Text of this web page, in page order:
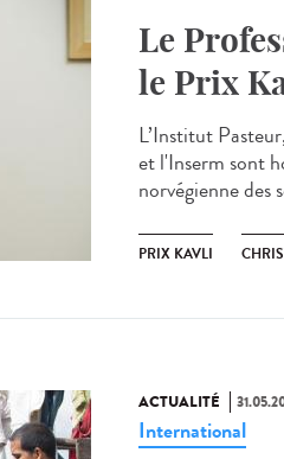
Le
le Prix
L’Institut
et l'Inserm sont
norvégienne des
PRIX KAVLI
ACTUALITÉ
International